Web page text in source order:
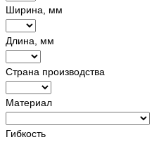
Ширина, мм
Длина, мм
Страна производства
Материал
Гибкость